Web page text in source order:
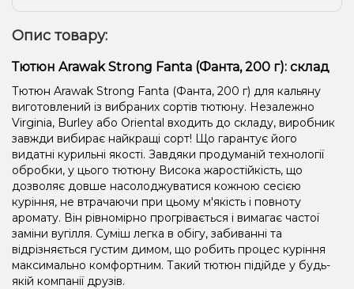
Опис товару:
Тютюн Arawak Strong Fanta (Фанта, 200 г): склад
Тютюн Arawak Strong Fanta (Фанта, 200 г) для кальяну
виготовлений із вибраних сортів тютюну. Незалежно
Virginia, Burley або Oriental входить до складу, виробник
завжди вибирає найкращі сорт! Що гарантує його
видатні курильні якості. Завдяки продуманій технології
обробки, у цього тютюну Висока жаростійкість, що
дозволяє довше насолоджуватися кожною сесією
куріння, не втрачаючи при цьому м'якість і повноту
аромату. Він рівномірно прогрівається і вимагає частої
заміни вугілля. Суміш легка в обігу, забиванні та
відрізняється густим димом, що робить процес куріння
максимально комфортним. Такий тютюн підійде у будь-
якій компанії друзів.